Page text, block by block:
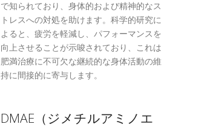
で知られており、身体的および精神的なス
トレスへの対処を助けます。科学的研究に
よると、疲労を軽減し、パフォーマンスを
向上させることが示唆されており、これは
肥満治療に不可欠な継続的な身体活動の維
持に間接的に寄与します。
DMAE（ジメチルアミノエ